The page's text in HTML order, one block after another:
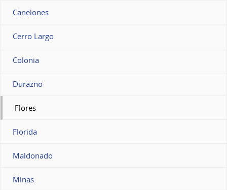
Canelones
Cerro Largo
Colonia
Durazno
Flores
Florida
Maldonado
Minas